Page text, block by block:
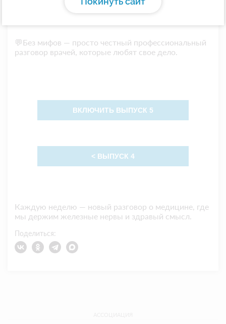
реально работает?
💬Без мифов — просто честный профессиональный
разговор врачей, которые любят свое дело.
ВКЛЮЧИТЬ ВЫПУСК 5
< ВЫПУСК 4
Каждую неделю — новый разговор о медицине, где
мы держим железные нервы и здравый смысл.
Поделиться: